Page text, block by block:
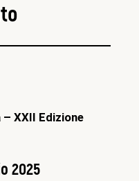
XXII Edizione
2025